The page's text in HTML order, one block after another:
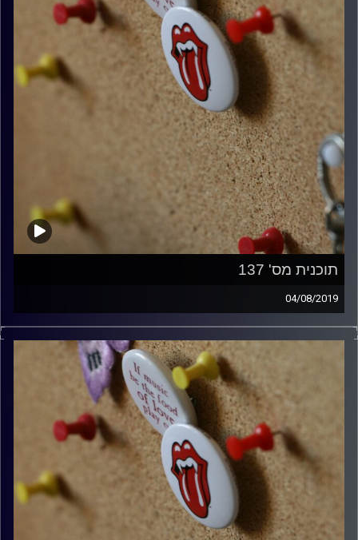
תוכנית מס' 137
04/08/2019
קלאסיקות רוק עם אורן הוף.
włodi